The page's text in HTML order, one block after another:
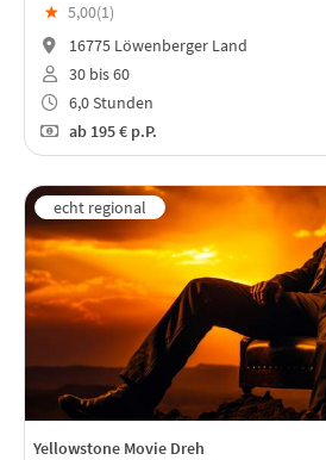
★ 5,00(1)
16775 Löwenberger Land
30 bis 60
6,0 Stunden
ab195 € p.P.
Yellowstone Movie Dreh